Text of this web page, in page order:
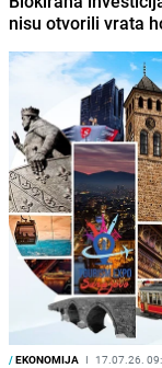
nisu otvorili vrata
/EKONOMIJA I 17.07.26.